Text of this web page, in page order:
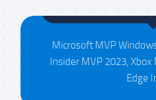
Maison
Microsoft MVP
Insider MVP 2023,
Edge